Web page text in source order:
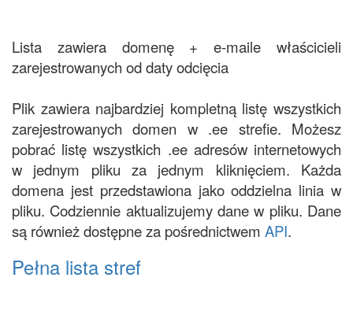
Lista zawiera domenę + e-maile właścicieli
zarejestrowanych od daty odcięcia
Plik zawiera najbardziej kompletną listę wszystkich
zarejestrowanych domen w .ee strefie. Możesz
pobrać listę wszystkich .ee adresów internetowych
w jednym pliku za jednym kliknięciem. Każda
domena jest przedstawiona jako oddzielna linia w
pliku. Codziennie aktualizujemy dane w pliku. Dane
są również dostępne za pośrednictwem API.
Pełna lista stref